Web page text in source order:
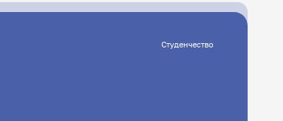
Студенчество